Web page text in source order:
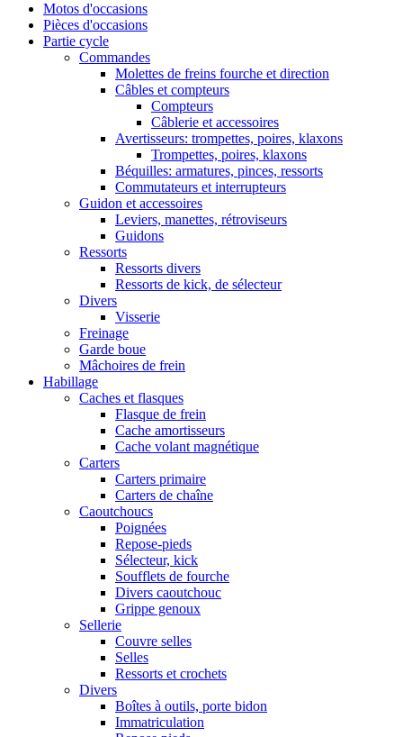
Motos d'occasions
Pièces d'occasions
Partie cycle
Commandes
Molettes de freins fourche et direction
Câbles et compteurs
Compteurs
Câblerie et accessoires
Avertisseurs: trompettes, poires, klaxons
Trompettes, poires, klaxons
Béquilles: armatures, pinces, ressorts
Commutateurs et interrupteurs
Guidon et accessoires
Leviers, manettes, rétroviseurs
Guidons
Ressorts
Ressorts divers
Ressorts de kick, de sélecteur
Divers
Visserie
Freinage
Garde boue
Mâchoires de frein
Habillage
Caches et flasques
Flasque de frein
Cache amortisseurs
Cache volant magnétique
Carters
Carters primaire
Carters de chaîne
Caoutchoucs
Poignées
Repose-pieds
Sélecteur, kick
Soufflets de fourche
Divers caoutchouc
Grippe genoux
Sellerie
Couvre selles
Selles
Ressorts et crochets
Divers
Boîtes à outils, porte bidon
Immatriculation